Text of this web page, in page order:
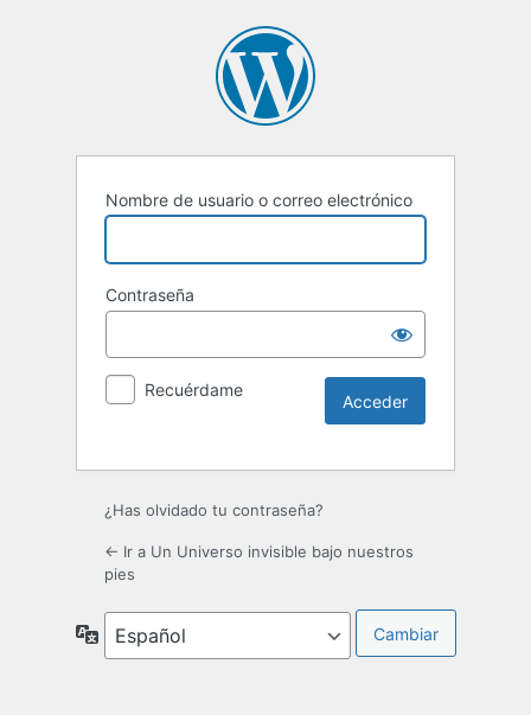
Nombre de usuario o correo electrónico
Contraseña
Recuérdame
¿Has olvidado tu contraseña?
← Ir a Un Universo invisible bajo nuestros
pies
Idioma